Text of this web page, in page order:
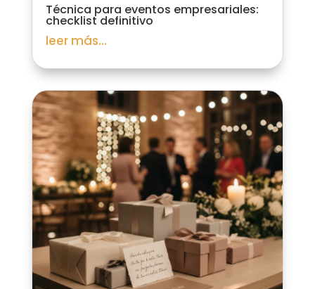
Técnica para eventos empresariales:
checklist definitivo
leer más...